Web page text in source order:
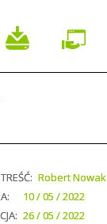
Robert Nowak
10 / 05 / 2022
26 / 05 / 2022